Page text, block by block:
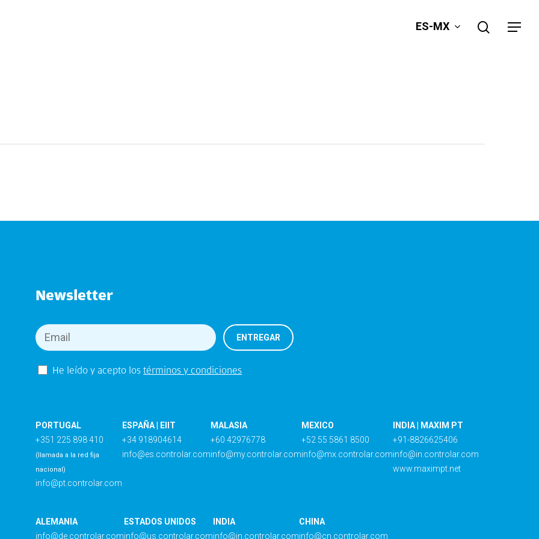
ES-MX search
Menu
Newsletter
He leído y acepto lostérminos y condiciones
PORTUGAL
+351 225 898 410
(llamada a la red fija
nacional)
info@pt.controlar.com
ESPAÑA | EIIT
+34 918904614
info@es.controlar.com
MALASIA
+60 42976778
info@my.controlar.com
MEXICO
+52 55 5861 8500
info@mx.controlar.com
INDIA | MAXIM PT
+91-8826625406
info@in.controlar.com
www.maximpt.net
ALEMANIA
info@de.controlar.com
ESTADOS UNIDOS
info@us.controlar.com
INDIA
info@in.controlar.com
CHINA
info@cn.controlar.com